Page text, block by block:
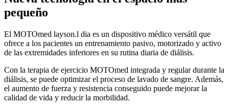
pequeño
El MOTOmed layson.l dia es un dispositivo médico versátil que
ofrece a los pacientes un entrenamiento pasivo, motorizado y activo
de las extremidades inferiores en su rutina diaria de diálisis.
Con la terapia de ejercicio MOTOmed integrada y regular durante la
diálisis, se puede optimizar el proceso de lavado de sangre. Además,
el aumento de fuerza y resistencia conseguido puede mejorar la
calidad de vida y reducir la morbilidad.